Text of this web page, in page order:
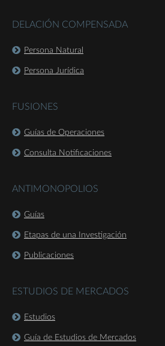
DELACIÓN COMPENSADA
Persona Natural
Persona Jurídica
FUSIONES
Guías de Operaciones
Consulta Notificaciones
ANTIMONOPOLIOS
Guías
Etapas de una Investigación
Publicaciones
ESTUDIOS DE MERCADOS
Estudios
Guía de Estudios de Mercados